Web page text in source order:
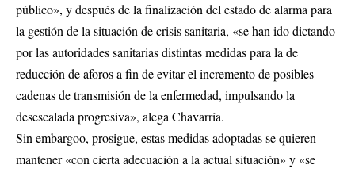
público», y después de la finalización del estado de alarma para
la gestión de la situación de crisis sanitaria, «se han ido dictando
por las autoridades sanitarias distintas medidas para la de
reducción de aforos a fin de evitar el incremento de posibles
cadenas de transmisión de la enfermedad, impulsando la
desescalada progresiva», alega Chavarría.
Sin embargoo, prosigue, estas medidas adoptadas se quieren
mantener «con cierta adecuación a la actual situación» y «se